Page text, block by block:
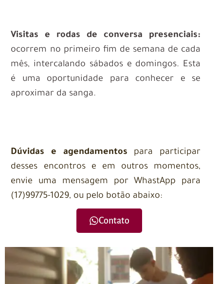
Visitas e rodas de conversa presenciais:
ocorrem no primeiro fim de semana de cada
mês, intercalando sábados e domingos. Esta
é uma oportunidade para conhecer e se
aproximar da sanga.
Dúvidas e agendamentos para participar
desses encontros e em outros momentos,
envie uma mensagem por WhastApp para
(17)99775-1029, ou pelo botão abaixo:
Contato